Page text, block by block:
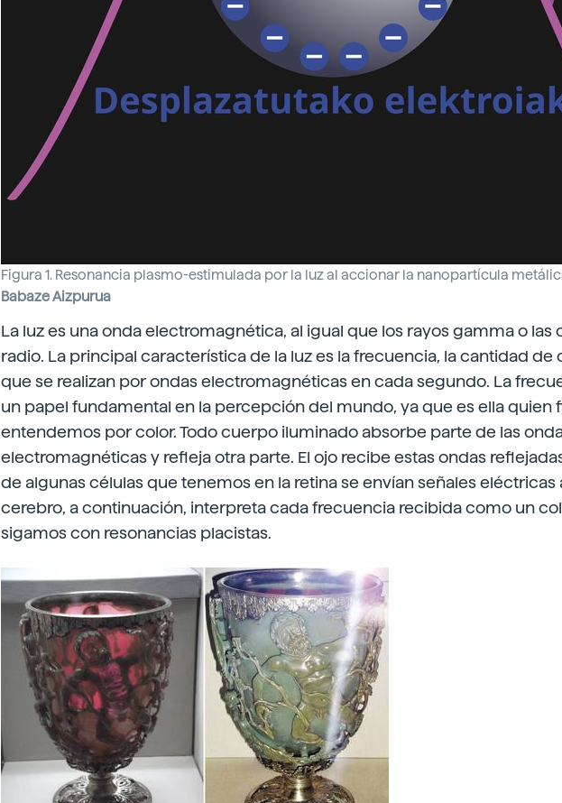
Figura 1. Resonancia plasmo-estimulada por la luz al accionar la nanopartícula
Babaze Aizpurua
La luz es una onda electromagnética, al igual que los rayos gamma o las
radio. La principal característica de la luz es la frecuencia, la cantidad de
que se realizan por ondas electromagnéticas en cada segundo. La
un papel fundamental en la percepción del mundo, ya que es ella quien
entendemos por color. Todo cuerpo iluminado absorbe parte de las
electromagnéticas y refleja otra parte. El ojo recibe estas ondas
de algunas células que tenemos en la retina se envían señales eléctricas
cerebro, a continuación, interpreta cada frecuencia recibida como un
sigamos con resonancias placistas.